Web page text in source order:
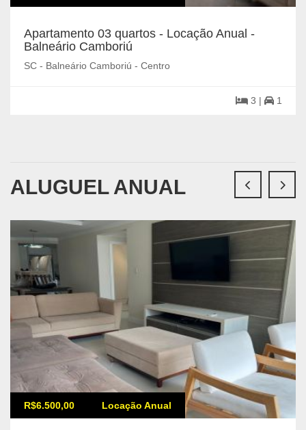
Apartamento 03 quartos - Locação Anual -
Balneário Camboriú
SC - Balneário Camboriú - Centro
3 | 1
ALUGUEL ANUAL
R$6.500,00 Locação Anual